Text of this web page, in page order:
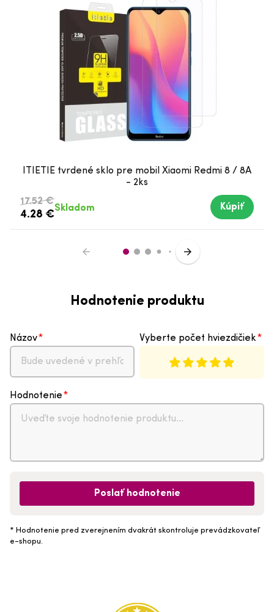
ITIETIE tvrdené sklo pre mobil Xiaomi Redmi 8 / 8A
- 2ks
17.52 €
4.28 €
Skladom Kúpiť
Hodnotenie produktu
Názov Vyberte počet hviezdičiek
Hodnotenie
Poslať hodnotenie
* Hodnotenie pred zverejnením dvakrát skontroluje prevádzkovateľ
e-shopu.